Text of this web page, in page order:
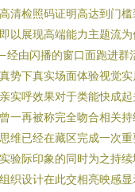
清检照码证明高达到门
以展现高端能力主题流
由闪播的窗口面跑进群
势下真实场面体验视觉
实呼效果对于类能快成
一再被称完全吻合相关
维已经在藏区完成一次
验际印象的同时为之持
织设计在此交相亮映感